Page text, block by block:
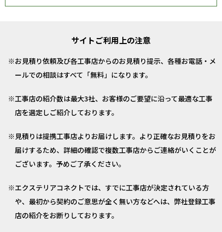
サイトご利用上の注意
お見積り依頼及び各工事店からのお見積り提示、各種お電話・メ
ールでの相談はすべて「無料」になります。
工事店の紹介数は最大3社、お客様のご要望に沿って最適な工事
店を選定しご紹介しております。
見積りは提携工事店よりお届けします。より正確なお見積りをお
届けするため、詳細の確認で複数工事店からご連絡がいくことが
ございます。予めご了承ください。
エクステリアコネクトでは、すでに工事店が決定されている方
や、最初から契約のご意思が全く無い方などへは、弊社登録工事
店の紹介をお断りしております。